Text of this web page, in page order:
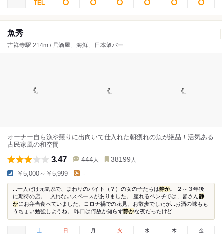
魚秀
吉祥寺駅 214m / 居酒屋、海鮮、日本酒バー
オーナー自ら漁や競りに出向いて仕入れた朝獲れの魚が絶品！活気ある
古民家風の和空間
3.47 444 人 38199 人
￥5,000～￥5,999 -
...一人だけ元気系で、まわりのバイト（？）の女の子たちは静か。 ２～３年後
に期待の店。...入れないスペースがありました。 座れるベンチでは、皆さん静
かにお弁当食べていました。コロナ禍での花見、お散歩でしたが...お酒の味もも
うちょい勉強しようね。 昨日は何故か知らず静かな夜だったけど...
土
日 月 火 水 木 金